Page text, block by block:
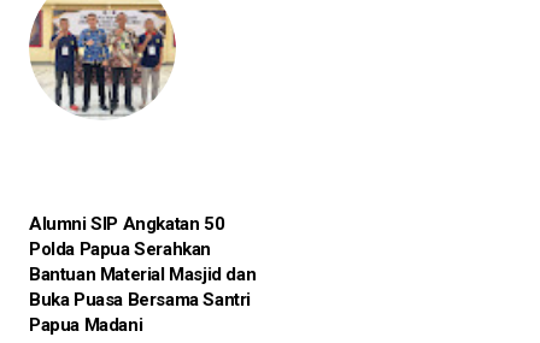
Alumni SIP Angkatan 50
Polda Papua Serahkan
Bantuan Material Masjid dan
Buka Puasa Bersama Santri
Papua Madani